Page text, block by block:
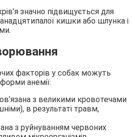
значно підвищується для
кишки або шлунка і
факторів у собак можуть
анемії:
з великими кровотечами
в результаті травм,
з руйнуванням червоних